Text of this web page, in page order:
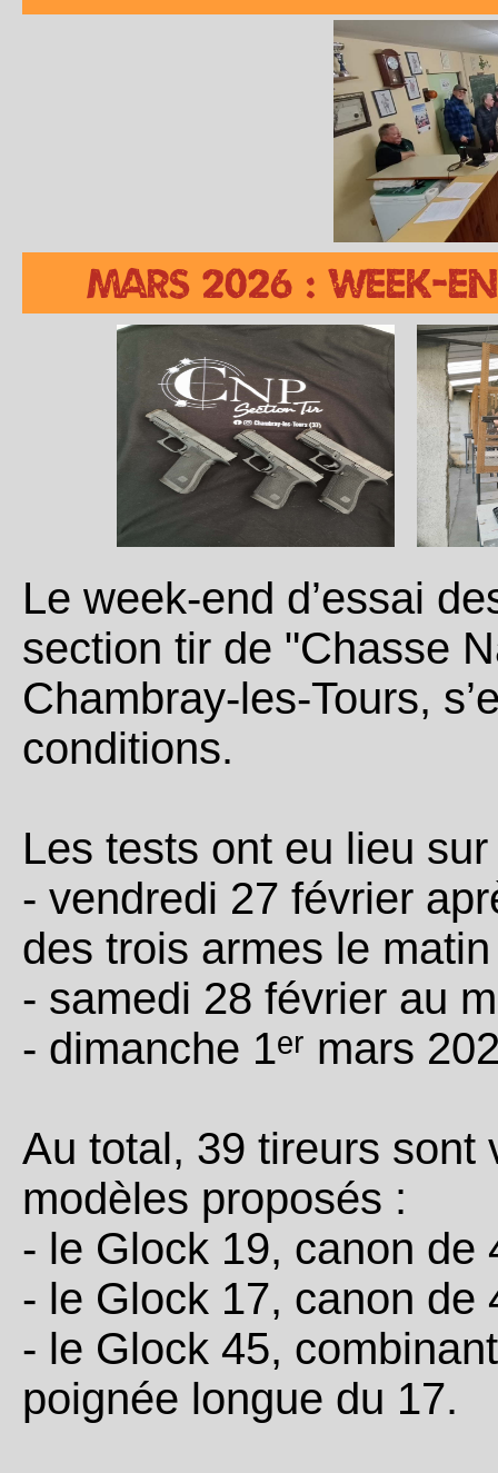
MARS 2026 : WEEK-
Le week-end d’essai
section tir de "Chasse
Chambray‑les‑Tours,
conditions.
Les tests ont eu lieu
- vendredi 27 février
des trois armes le
- samedi 28 février au
- dimanche 1ᵉʳ mars
Au total, 39 tireurs sont
modèles proposés :
- le Glock 19, canon de
- le Glock 17, canon de
- le Glock 45,
poignée longue du 17.